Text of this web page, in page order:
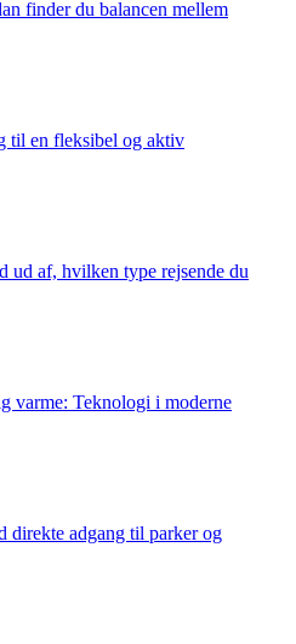
finder du balancen mellem
til en fleksibel og aktiv
ud af, hvilken type rejsende du
varme: Teknologi i moderne
direkte adgang til parker og